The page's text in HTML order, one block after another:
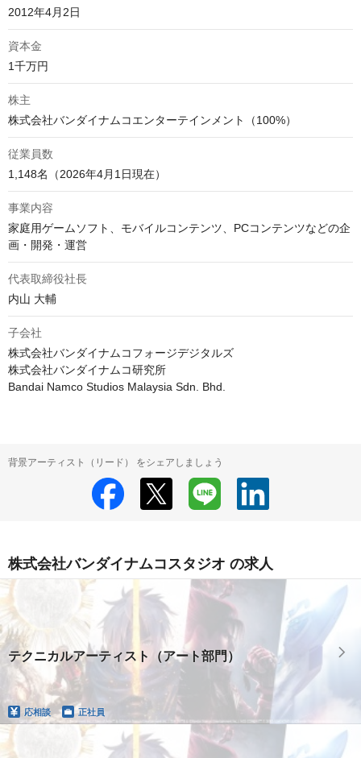
資本金
株主
従業員数
1,148名（2026年4月1日現在）
事業内容
家庭用ゲームソフト、モバイルコンテンツ、PCコンテンツなどの企
代表取締役社長
内山 大輔
子会社
株式会社バンダイナムコフォージデジタルズ
株式会社バンダイナムコ研究所
Bandai Namco Studios Malaysia Sdn. Bhd.
背景アーティスト（リード） をシェアしましょう
株式会社バンダイナムコスタジオ の求人
テクニカルアーティスト（アート部門）
応相談 正社員